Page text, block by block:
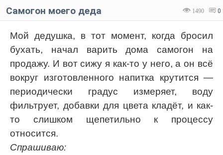
1490 0
Самогон моего деда
Мой дедушка, в тот момент, когда бросил
бухать, начал варить дома самогон на
продажу. И вот сижу я как-то у него, а он всё
вокруг изготовленного напитка крутится —
периодически градус измеряет, воду
фильтрует, добавки для цвета кладёт, и как-
то слишком щепетильно к процессу
относится.
Спрашиваю: